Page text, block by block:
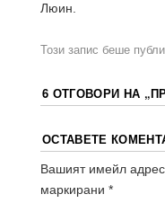
Люин.
Този запис беше
6 ОТГОВОРИ НА „
ОСТАВЕТЕ
Вашият имейл
маркирани *